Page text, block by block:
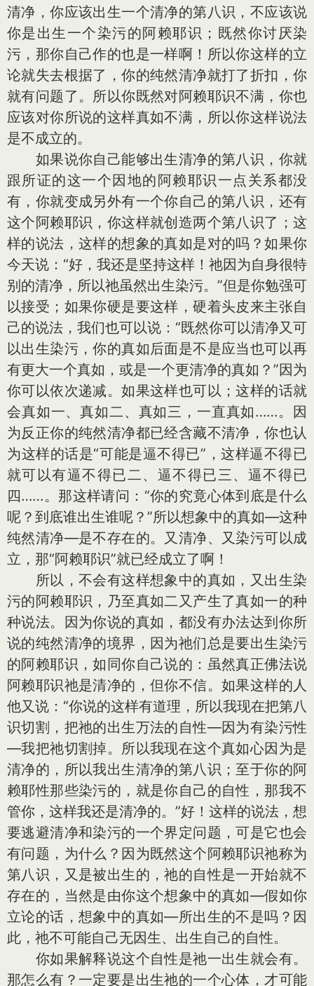
清净，你应该出生一个清净的第八识，不应该说
你是出生一个染污的阿赖耶识；既然你讨厌染
污，那你自己作的也是一样啊！所以你这样的立
论就失去根据了，你的纯然清净就打了折扣，你
就有问题了。所以你既然对阿赖耶识不满，你也
应该对你所说的这样真如不满，所以你这样说法
是不成立的。
如果说你自己能够出生清净的第八识，你就
跟所证的这一个因地的阿赖耶识一点关系都没
有，你就变成另外有一个你自己的第八识，还有
这个阿赖耶识，你这样就创造两个第八识了；这
样的说法，这样的想象的真如是对的吗？如果你
今天说：“好，我还是坚持这样！祂因为自身很特
别的清净，所以祂虽然出生染污。”但是你勉强可
以接受；如果你硬是要这样，硬着头皮来主张自
己的说法，我们也可以说：“既然你可以清净又可
以出生染污，你的真如后面是不是应当也可以再
有更大一个真如，或是一个更清净的真如？”因为
你可以依次递减。如果这样也可以；这样的话就
会真如一、真如二、真如三，一直真如……。因
为反正你的纯然清净都已经含藏不清净，你也认
为这样的话是“可能是逼不得已”，这样逼不得已
就可以有逼不得已二、逼不得已三、逼不得已
四……。那这样请问：“你的究竟心体到底是什么
呢？到底谁出生谁呢？”所以想象中的真如—这种
纯然清净—是不存在的。又清净、又染污可以成
立，那“阿赖耶识”就已经成立了啊！
所以，不会有这样想象中的真如，又出生染
污的阿赖耶识，乃至真如二又产生了真如一的种
种说法。因为你说的真如，都没有办法达到你所
说的纯然清净的境界，因为祂们总是要出生染污
的阿赖耶识，如同你自己说的：虽然真正佛法说
阿赖耶识祂是清净的，但你不信。如果这样的人
他又说：“你说的这样有道理，所以我现在把第八
识切割，把祂的出生万法的自性—因为有染污性
—我把祂切割掉。所以我现在这个真如心因为是
清净的，所以我出生清净的第八识；至于你的阿
赖耶性那些染污的，就是你自己的自性，那我不
管你，这样我还是清净的。”好！这样的说法，想
要逃避清净和染污的一个界定问题，可是它也会
有问题，为什么？因为既然这个阿赖耶识祂称为
第八识，又是被出生的，祂的自性是一开始就不
存在的，当然是由你这个想象中的真如—假如你
立论的话，想象中的真如—所出生的不是吗？因
此，祂不可能自己无因生、出生自己的自性。
你如果解释说这个自性是祂一出生就会有。
那怎么有？一定要是出生祂的一个心体，才可能